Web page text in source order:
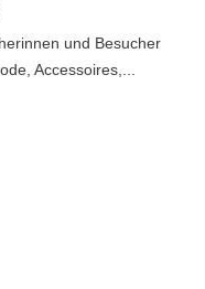
und Besucher
Accessoires,...